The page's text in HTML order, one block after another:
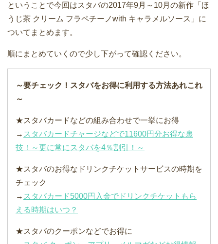
ということで今回はスタバの2017年9月～10月の新作「ほ
うじ茶 クリーム フラペチーノwith キャラメルソース」に
ついてまとめます。
順にまとめていくので少し下がって確認ください。
～要チェック！スタバをお得に利用する方法あれこれ
～
★スタバカードなどの組み合わせで一挙にお得
→ スタバカードチャージなどで11600円分お得な裏
技！～更に常にスタバを4％割引！～
★スタバのお得なドリンクチケットサービスの時期を
チェック
→ スタバカード5000円入金でドリンクチケットもら
える時期はいつ？
★スタバのクーポンなどでお得に